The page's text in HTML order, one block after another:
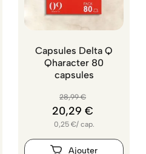
Capsules Delta Q
Qharacter 80
capsules
28,99 €
20,29 €
0,25 €/ cap.